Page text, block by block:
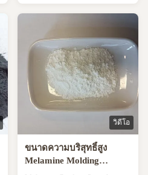
product in organic chemistry
for the production of
melamine/formaldehyde resin
(MF), melamine glue for ...
วิดีโอ
ขนาดความบริสุทธิ์สูง
Melamine Molding